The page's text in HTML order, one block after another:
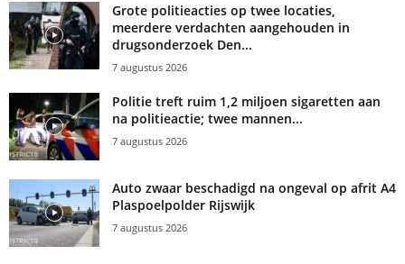
Grote politieacties op twee locaties,
meerdere verdachten aangehouden in
drugsonderzoek Den...
7 augustus 2026
Politie treft ruim 1,2 miljoen sigaretten aan
na politieactie; twee mannen...
7 augustus 2026
Auto zwaar beschadigd na ongeval op afrit A4
Plaspoelpolder Rijswijk
7 augustus 2026